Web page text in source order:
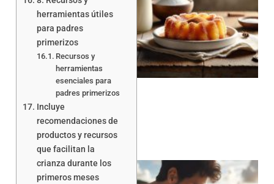
herramientas útiles
para padres
primerizos
Recursos y
herramientas
esenciales para
padres primerizos
Incluye
recomendaciones de
productos y recursos
que facilitan la
crianza durante los
primeros meses